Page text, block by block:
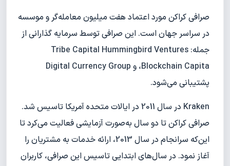
صرافی کراکن مورد اعتماد هفت میلیون معامله‌گر و موسسه
در سراسر جهان است. این صرافی توسط سرمایه گذارانی از
جمله: Tribe Capital Hummingbird Ventures
،Blockchain Capita و Digital Currency Group
پشتیبانی می‌شود.
Kraken در سال 2011 در ایالات متحده آمریکا تاسیس شد.
صرافی کراکن تا دو سال به‌صورت آزمایشی فعالیت ‌می‌کرد تا
این‌که سرانجام در سال 2013، ارائه خدمات به مشتریان را
آغاز نمود. در سال‌های ابتدایی تاسیس این صرافی، کاربران